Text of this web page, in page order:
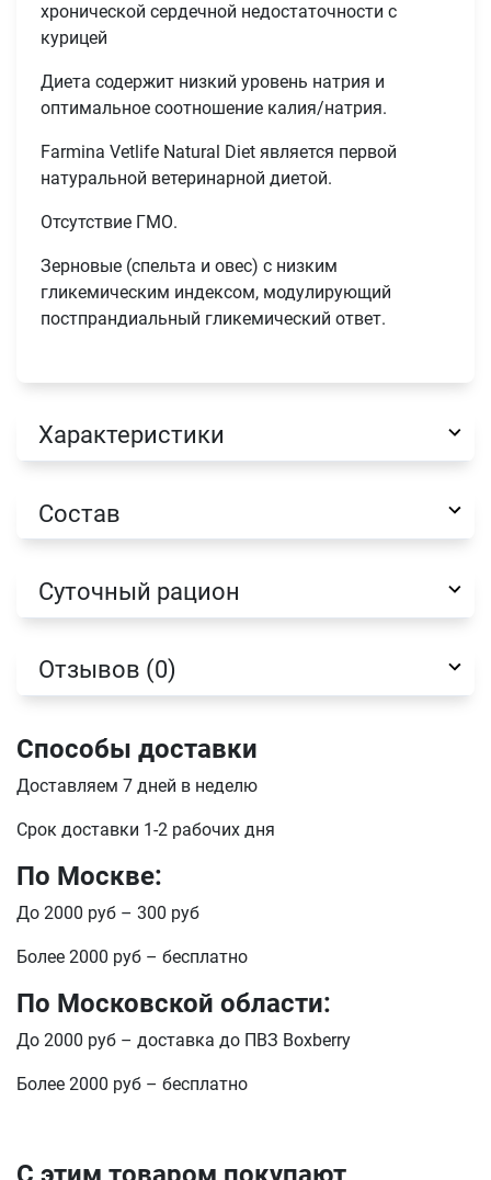
хронической сердечной недостаточности с
курицей
Диета содержит низкий уровень натрия и
оптимальное соотношение калия/натрия.
Farmina Vetlife Natural Diet является первой
натуральной ветеринарной диетой.
Отсутствие ГМО.
Зерновые (спельта и овес) с низким
гликемическим индексом, модулирующий
постпрандиальный гликемический ответ.
Характеристики
Состав
Суточный рацион
Отзывов (0)
Способы доставки
Доставляем 7 дней в неделю
Срок доставки 1-2 рабочих дня
По Москве:
До 2000 руб – 300 руб
Более 2000 руб – бесплатно
По Московской области:
До 2000 руб – доставка до ПВЗ Boxberry
Более 2000 руб – бесплатно
Продолжить покупки
Оформить заказ
Имя
Телефон
E-mail